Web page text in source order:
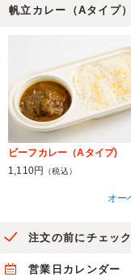
帆立カレー（Aタイプ
ビーフカレー（Aタイプ)
1,110円
（税込）
オー
注文の前にチェック
営業日カレンダー